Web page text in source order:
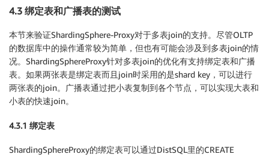
4.3 绑定表和广播表的测试
本节来验证ShardingSphere-Proxy对于多表join的支持。尽管OLTP
的数据库中的操作通常较为简单，但也有可能会涉及到多表join的情
况。ShardingSphereProxy针对多表join的优化有支持绑定表和广播
表。如果两张表是绑定表而且join时采用的是shard key，可以进行
两张表的join。广播表通过把小表复制到各个节点，可以实现大表和
小表的快速join。
4.3.1 绑定表
ShardingSphereProxy的绑定表可以通过DistSQL里的CREATE